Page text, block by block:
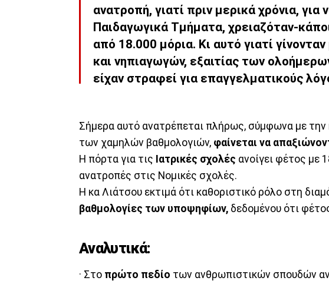
ανατροπή, γιατί πριν μερικά χρόνια, για
Παιδαγωγικά Τμήματα, χρειαζόταν-
από 18.000 μόρια. Κι αυτό γιατί γίνονταν
και νηπιαγωγών, εξαιτίας των
είχαν στραφεί για επαγγελματικούς
Σήμερα αυτό ανατρέπεται πλήρως, σύμφωνα με την
των χαμηλών βαθμολογιών, φαίνεται να
Η πόρτα για τις Ιατρικές σχολές ανοίγει φέτος με
ανατροπές στις Νομικές σχολές.
Η κα Λιάτσου εκτιμά ότι καθοριστικό ρόλο στη
βαθμολογίες των υποψηφίων, δεδομένου ότι
Αναλυτικά:
· Στο πρώτο πεδίο των ανθρωπιστικών σπουδών